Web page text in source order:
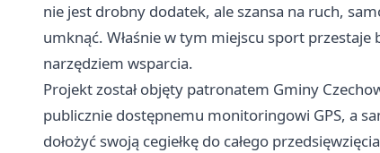
nie jest drobny dodatek, ale szansa na ruch,
umknąć. Właśnie w tym miejscu sport
narzędziem wsparcia.
Projekt został objęty patronatem Gminy
publicznie dostępnemu monitoringowi GPS, a
dołożyć swoją cegiełkę do całego